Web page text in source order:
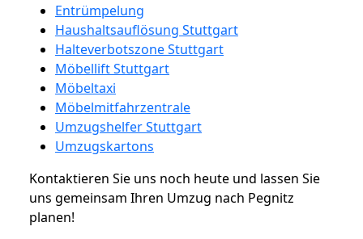
Entrümpelung
Haushaltsauflösung Stuttgart
Halteverbotszone Stuttgart
Möbellift Stuttgart
Möbeltaxi
Möbelmitfahrzentrale
Umzugshelfer Stuttgart
Umzugskartons
Kontaktieren Sie uns noch heute und lassen Sie
uns gemeinsam Ihren Umzug nach Pegnitz
planen!